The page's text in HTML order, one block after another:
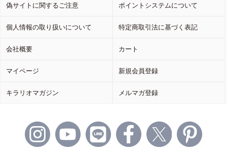
偽サイトに関するご注意 ポイントシステムについて
個人情報の取り扱いについて 特定商取引法に基づく表記
会社概要 カート
マイページ 新規会員登録
キラリオマガジン メルマガ登録